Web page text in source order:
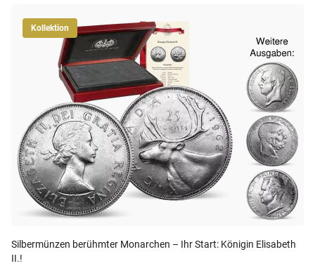
Kollektion
Silbermünzen berühmter Monarchen – Ihr Start: Königin Elisabeth
II.!